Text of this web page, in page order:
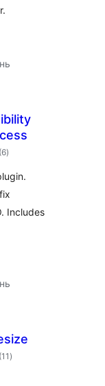
(6загальний
рейтинг
)
Includes
(11 загальний
рейтинг
)